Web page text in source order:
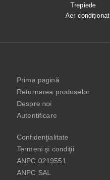
Trepiede
Aer condiţionat
Prima pagină
Returnarea produselor
Despre noi
Autentificare
Confidenţialitate
Termeni şi condiţii
ANPC 0219551
ANPC SAL